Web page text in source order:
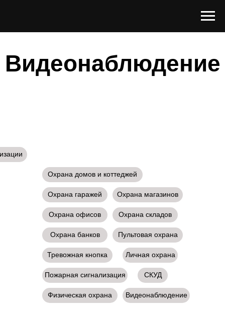
Видеонаблюдение
Охрана домов и коттеджей
Охрана гаражей Охрана магазинов
Охрана офисов Охрана складов
Охрана банков Пультовая охрана
Тревожная кнопка
Пожарная сигнализация
Физическая охрана
СКУД
Видеонаблюдение
Личная охрана